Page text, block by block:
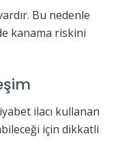
Bu nedenle
kanama riskini
ilacı kullanan
için dikkatli